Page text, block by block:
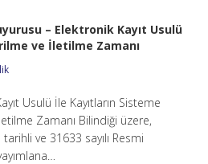
– Elektronik Kayıt Usulü
ve İletilme Zamanı
Usulü İle Kayıtların Sisteme
Zamanı Bilindiği üzere,
ve 31633 sayılı Resmi